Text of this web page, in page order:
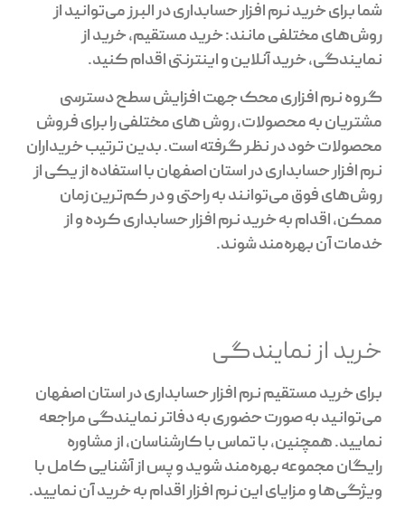
شما برای خرید نرم افزار حسابداری در البرز می‌توانید از
روش‌های مختلفی مانند: خرید مستقیم، خرید از
نمایندگی، خرید آنلاین و اینترنتی اقدام کنید.
گروه نرم افزاری محک جهت افزایش سطح دسترسی
مشتریان به محصولات، روش های مختلفی را برای فروش
محصولات خود در نظر گرفته است. بدین ترتیب خریداران
نرم افزار حسابداری در استان اصفهان با استفاده از یکی از
روش‌های فوق می‌توانند به راحتی و در کم‌ترین زمان
ممکن، اقدام به خرید نرم افزار حسابداری کرده و از
خدمات آن بهره‌مند شوند.
خرید از نمایندگی
برای خرید مستقیم نرم افزار حسابداری در استان اصفهان
می‌توانید به صورت حضوری به دفاتر نمایندگی مراجعه
نمایید. همچنین، با تماس با کارشناسان، از مشاوره
رایگان مجموعه بهره‌مند شوید و پس از آشنایی کامل با
ویژگی‌ها و مزایای این نرم افزار اقدام به خرید آن نمایید.